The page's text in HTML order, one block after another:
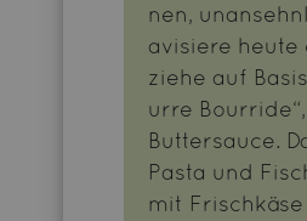
nen,
avi­sie­re heute
ziehe auf
ur­re
But­ter­sauce.
Pasta und
mit